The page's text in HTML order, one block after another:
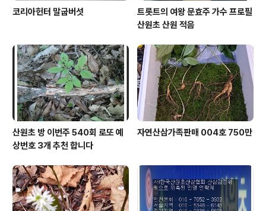
코리아헌터 말굽버섯
트롯트의 여왕 문효주 가수 프로필
산원초 산원 적음
산원초 방 이번주 540회 로또 예
상번호 3개 추천 합니다
자연산삼가족판매 004호 750만